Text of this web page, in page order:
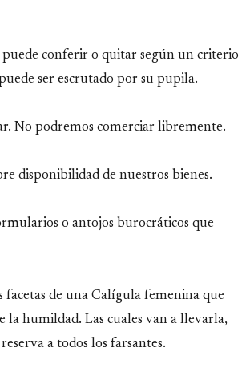
conferir o quitar según un criterio
ser escrutado por su pupila.
No podremos comerciar libremente.
disponibilidad de nuestros bienes.
o antojos burocráticos que
de una Calígula femenina que
la humildad. Las cuales van a llevarla,
a todos los farsantes.